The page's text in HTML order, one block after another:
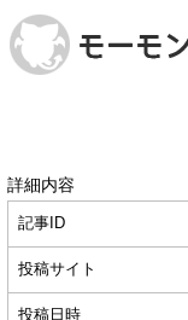
詳細内容
記事ID
投稿サイト
投稿日時